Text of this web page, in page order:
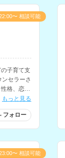
子育て支
セラーさ
格、恋
います。
もっと見る
フォロー
〜 相談可能
〜 相談可能